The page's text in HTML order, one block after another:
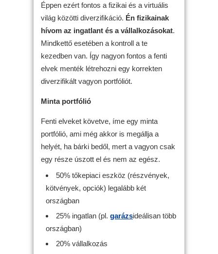
Éppen ezért fontos a fizikai és a virtuális
világ közötti diverzifikáció. Én fizikainak
hívom az ingatlant és a vállalkozásokat.
Mindkettő esetében a kontroll a te
kezedben van. Így nagyon fontos a fenti
elvek menték létrehozni egy korrekten
diverzifikált vagyon portfóliót.
Minta portfólió
Fenti elveket követve, íme egy minta
portfólió, ami még akkor is megállja a
helyét, ha bárki bedől, mert a vagyon csak
egy része úszott el és nem az egész.
50% tőkepiaci eszköz (részvények,
kötvények, opciók) legalább két
országban
25% ingatlan (pl. garázsideálisan több
országban)
20% vállalkozás